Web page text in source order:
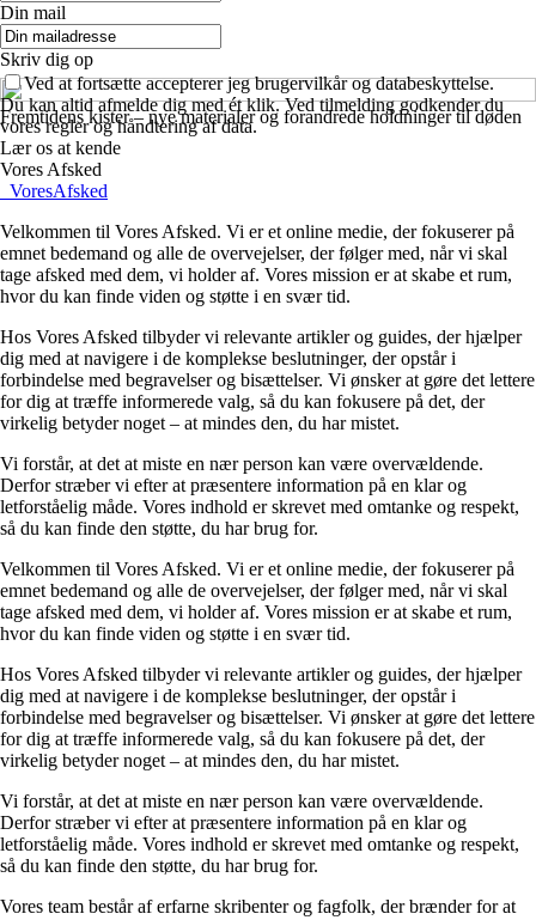
Fremtidens kister – nye materialer og forandrede holdninger til døden
Din mail
Skriv dig op
Ved at fortsætte accepterer jeg brugervilkår og databeskyttelse.
Du kan altid afmelde dig med ét klik. Ved tilmelding godkender du
vores regler og håndtering af data.
Lær os at kende
Vores Afsked
VoresAfsked
Velkommen til Vores Afsked. Vi er et online medie, der fokuserer på
emnet bedemand og alle de overvejelser, der følger med, når vi skal
tage afsked med dem, vi holder af. Vores mission er at skabe et rum,
hvor du kan finde viden og støtte i en svær tid.
Hos Vores Afsked tilbyder vi relevante artikler og guides, der hjælper
dig med at navigere i de komplekse beslutninger, der opstår i
forbindelse med begravelser og bisættelser. Vi ønsker at gøre det lettere
for dig at træffe informerede valg, så du kan fokusere på det, der
virkelig betyder noget – at mindes den, du har mistet.
Vi forstår, at det at miste en nær person kan være overvældende.
Derfor stræber vi efter at præsentere information på en klar og
letforståelig måde. Vores indhold er skrevet med omtanke og respekt,
så du kan finde den støtte, du har brug for.
Velkommen til Vores Afsked. Vi er et online medie, der fokuserer på
emnet bedemand og alle de overvejelser, der følger med, når vi skal
tage afsked med dem, vi holder af. Vores mission er at skabe et rum,
hvor du kan finde viden og støtte i en svær tid.
Hos Vores Afsked tilbyder vi relevante artikler og guides, der hjælper
dig med at navigere i de komplekse beslutninger, der opstår i
forbindelse med begravelser og bisættelser. Vi ønsker at gøre det lettere
for dig at træffe informerede valg, så du kan fokusere på det, der
virkelig betyder noget – at mindes den, du har mistet.
Vi forstår, at det at miste en nær person kan være overvældende.
Derfor stræber vi efter at præsentere information på en klar og
letforståelig måde. Vores indhold er skrevet med omtanke og respekt,
så du kan finde den støtte, du har brug for.
Vores team består af erfarne skribenter og fagfolk, der brænder for at